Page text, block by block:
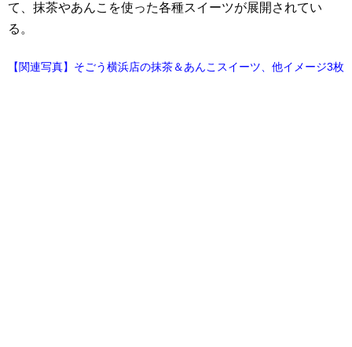
て、抹茶やあんこを使った各種スイーツが展開されてい
る。
【関連写真】そごう横浜店の抹茶＆あんこスイーツ、他イメージ3枚